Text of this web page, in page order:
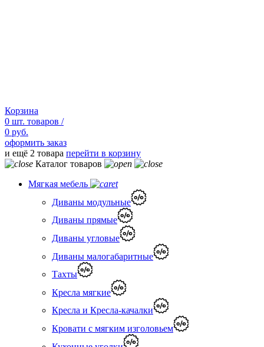
Корзина
0 шт. товаров /
0 руб.
оформить заказ
и ещё 2 товара перейти в корзину
Каталог товаров
Мягкая мебель
Диваны модульные
Диваны прямые
Диваны угловые
Диваны малогабаритные
Тахты
Кресла мягкие
Кресла и Кресла-качалки
Кровати с мягким изголовьем